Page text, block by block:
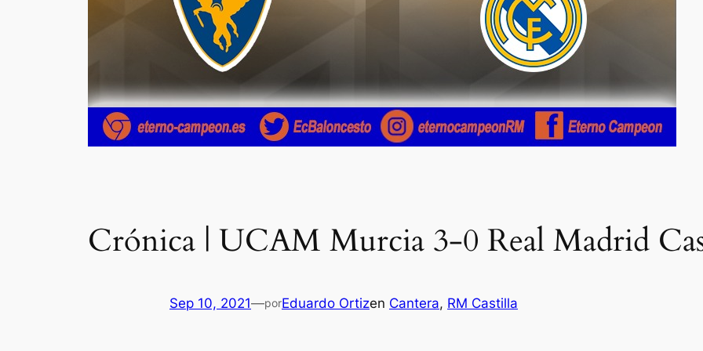
Crónica | UCAM Murcia 3-0 Real Madrid
Sep 10, 2021—porEduardo Ortizen Cantera, RM Castilla